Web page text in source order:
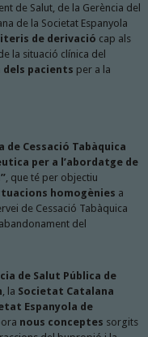
de Salut, de la Gerència del
de la Societat Espanyola
de derivació cap als
la situació clínica del
pacients per a la
de Cessació Tabàquica
per a l’abordatge de
, que té per objectiu
homogènies a
de Cessació Tabàquica
del
de Salut Pública de
, la Societat Catalana
Espanyola de
nous conceptes sorgits